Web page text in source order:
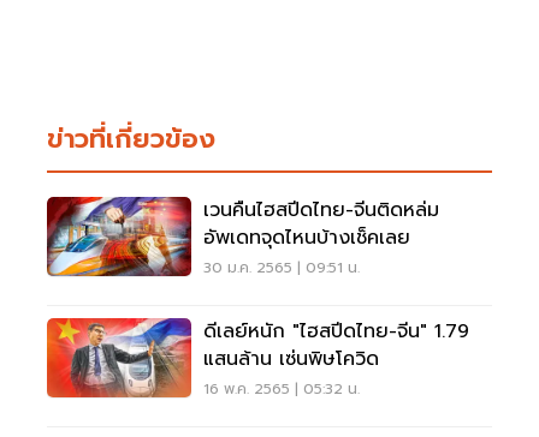
ข่าวที่เกี่ยวข้อง
เวนคืนไฮสปีดไทย-จีนติดหล่ม
อัพเดทจุดไหนบ้างเช็คเลย
30 ม.ค. 2565 | 09:51 น.
ดีเลย์หนัก "ไฮสปีดไทย-จีน" 1.79
แสนล้าน เซ่นพิษโควิด
16 พ.ค. 2565 | 05:32 น.